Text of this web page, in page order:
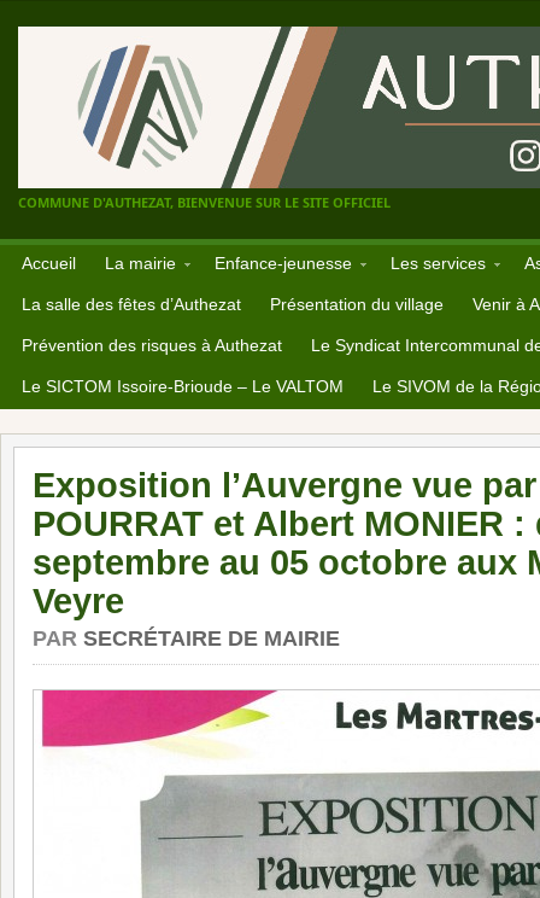
COMMUNE D'AUTHEZAT, BIENVENUE SUR LE SITE OFFICIEL
Accueil La mairie Enfance-jeunesse Les services
La salle des fêtes d’Authezat Présentation du village Venir à
Prévention des risques à Authezat Le Syndicat Intercommunal
Le SICTOM Issoire-Brioude – Le VALTOM Le SIVOM de la
Exposition l’Auvergne vue
POURRAT et Albert MONIER :
septembre au 05 octobre aux
Veyre
PAR SECRÉTAIRE DE MAIRIE